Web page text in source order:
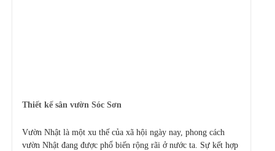
Thiết kế sân vườn Sóc Sơn
Vườn Nhật là một xu thế của xã hội ngày nay, phong cách
vườn Nhật đang được phổ biến rộng rãi ở nước ta. Sự kết hợp